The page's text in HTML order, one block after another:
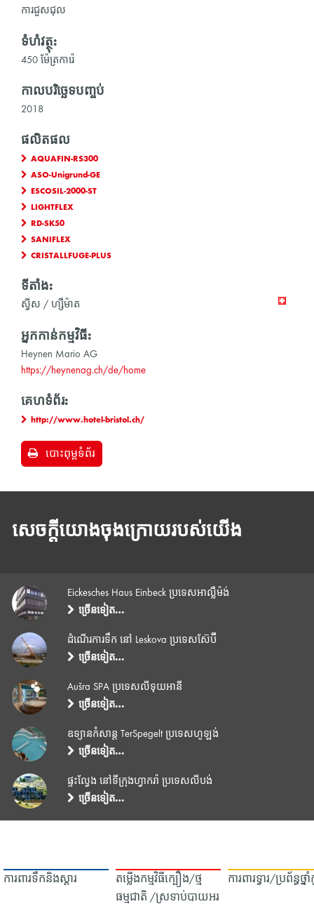
ការជួសជុល
ទំហំវត្ថុ:
450 ម៉ែត្រការ៉េ
កាលបរិច្ឆេទបញ្ចប់
2018
ផលិតផល
AQUAFIN-RS300
ASO-Unigrund-GE
ESCOSIL-2000-ST
LIGHTFLEX
RD-SK50
SANIFLEX
CRISTALLFUGE-PLUS
ទីតាំង:
ស្វីស / ហ្សឺម៉ាត
អ្នកកាន់កម្មវិធី:
Heynen Mario AG
https://heynenag.ch/de/home
គេហទំព័រ:
http://www.hotel-bristol.ch/
បោះពុម្ពទំព័រ
សេចក្តីយោងចុងក្រោយរបស់យើង
Eickesches Haus Einbeck ប្រទេសអាល្លឺម៉ង់
ច្រើនទៀត…
ដំណើរការទឹក នៅ Leskova ប្រទេសស៊ែប៊ី
ច្រើនទៀត…
Aušra SPA ប្រទេសលីទុយអានី
ច្រើនទៀត…
ឧទ្យានកំសាន្ត TerSpegelt ប្រទេសហូឡង់
ច្រើនទៀត…
ផ្ទះល្វែង នៅទីក្រុងហ្វាករ៉ា ប្រទេសលីបង់
ច្រើនទៀត…
ការពារទឹក​និង​ស្ដារ
តម្លើងកម្មវិធីក្បឿង/ថ្ម
ធម្មជាតិ /ស្រទាប់បាយអរ
ការពារទ្វារ/ប្រព័ន្ធថ្ន